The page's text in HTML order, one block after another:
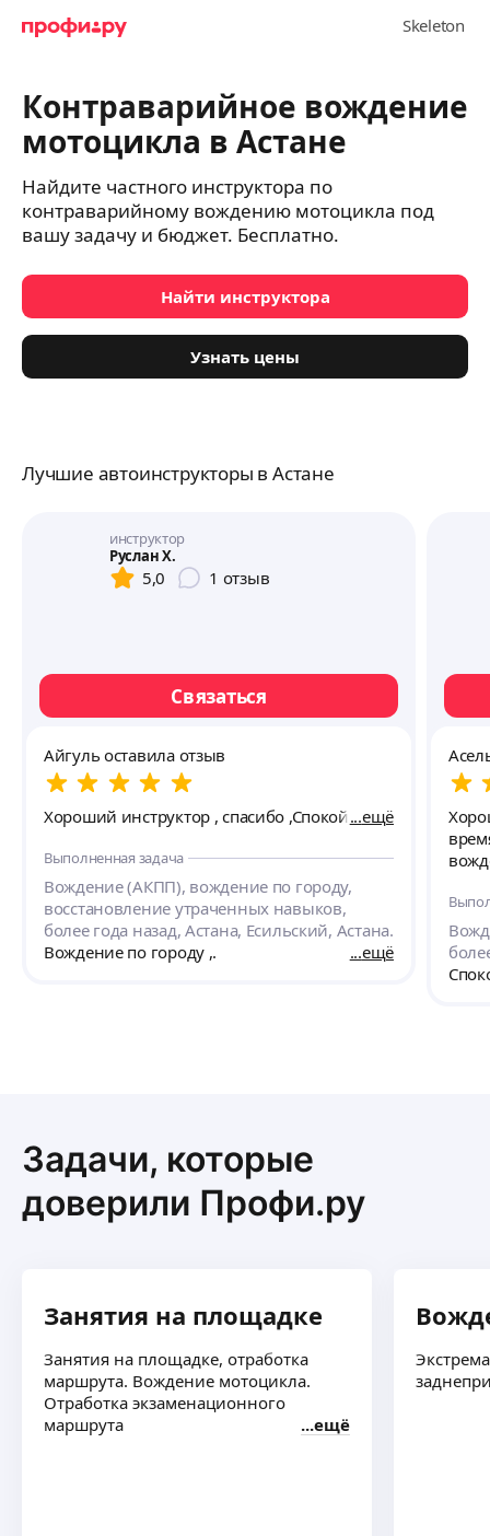
Контраварийное вождение
мотоцикла в Астане
Найдите частного инструктора по
контраварийному вождению мотоцикла под
вашу задачу и бюджет. Бесплатно.
Найти инструктора
Узнать цены
Лучшие автоинструкторы в Астане
инструктор
Руслан Х.
5,0 1 отзыв
Связаться
Айгуль оставила отзыв
Хороший инструктор , спасибо ,Спокойный
ещё
Выполненная задача
Вождение (АКПП), вождение по городу,
восстановление утраченных навыков,
более года назад, Астана, Есильский, Астана.
Вождение по городу ,.
ещё
Задачи, которые
доверили Профи.ру
Занятия на площадке
Занятия на площадке, отработка
маршрута. Вождение мотоцикла.
Отработка экзаменационного
маршрута
ещё